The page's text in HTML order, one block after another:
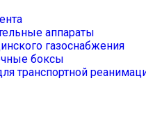
аппараты
газоснабжения
боксы
транспортной